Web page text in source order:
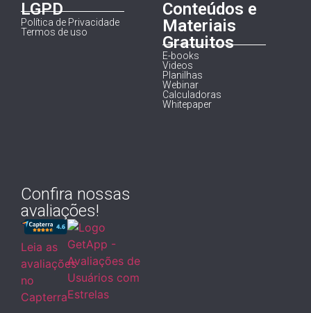
LGPD
Política de Privacidade
Termos de uso
Conteúdos e
Materiais
Gratuitos
E-books
Videos
Planilhas
Webinar
Calculadoras
Whitepaper
Confira nossas
avaliações!
Leia as
avaliações
no
Capterra